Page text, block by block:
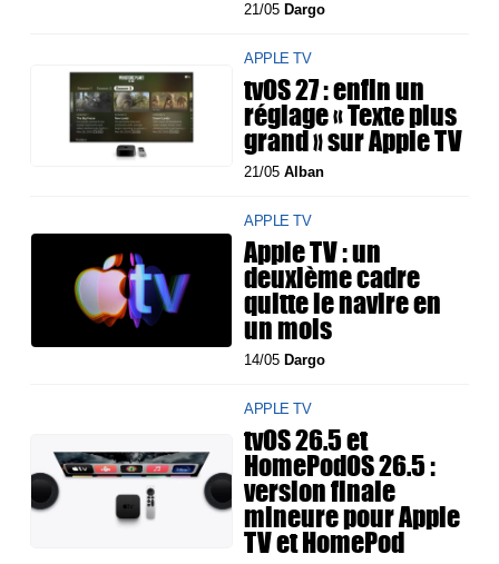
21/05 Dargo
APPLE TV
tvOS 27 : enfin un
réglage « Texte plus
grand » sur Apple TV
21/05Alban
APPLE TV
Apple TV : un
deuxième cadre
quitte le navire en
un mois
14/05 Dargo
APPLE TV
tvOS 26.5 et
HomePodOS 26.5 :
version finale
mineure pour Apple
TV et HomePod